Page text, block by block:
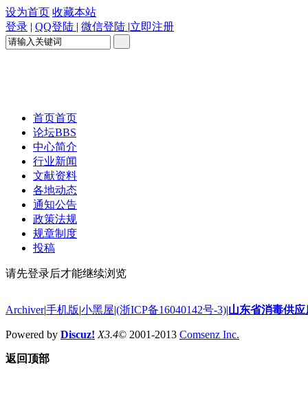
设为首页 收藏本站
登录 | QQ登陆 | 微信登陆 |立即注册
首页首页
论坛BBS
中心简介
行业新闻
文献资料
各地动态
通知公告
政策法规
规章制度
投稿
请先登录后才能继续浏览
Archiver|手机版|小黑屋|(浙ICP备16040142号-3)|山东省消毒供
Powered by Discuz! X3.4© 2001-2013 Comsenz Inc.
返回顶部